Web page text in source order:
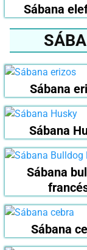
Sábana
Sábana
Sábana
Sábana
Sábana